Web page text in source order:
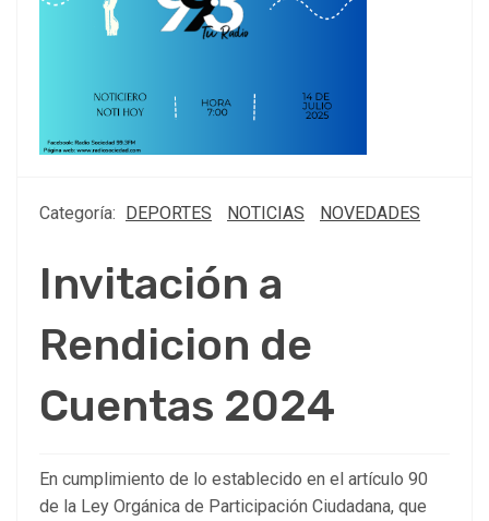
Categoría: DEPORTES NOTICIAS NOVEDADES
Invitación a
Rendicion de
Cuentas 2024
En cumplimiento de lo establecido en el artículo 90
de la Ley Orgánica de Participación Ciudadana, que